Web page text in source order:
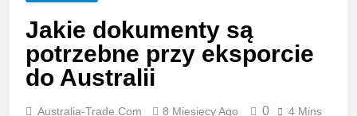
Jakie dokumenty są
potrzebne przy eksporcie
do Australii
Australia-Trade.com 8 Miesięcy Ago 0 4 Mins